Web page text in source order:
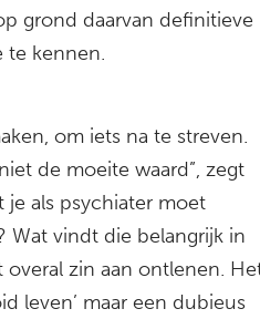
grond daarvan definitieve
te kennen.
om iets na te streven.
de moeite waard”, zegt
je als psychiater moet
Wat vindt die belangrijk in
overal zin aan ontlenen.
leven’ maar een dubieus